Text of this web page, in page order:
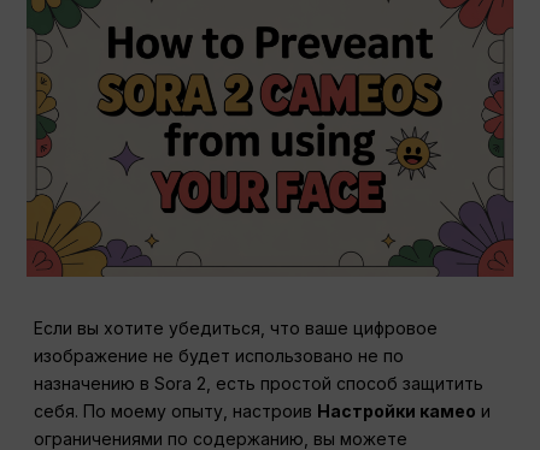
Если вы хотите убедиться, что ваше цифровое
изображение не будет использовано не по
назначению в Sora 2, есть простой способ защитить
себя. По моему опыту, настроив Настройки камео и
ограничениями по содержанию, вы можете